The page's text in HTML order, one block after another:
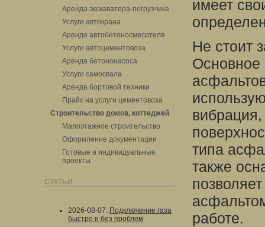
Аренда экскаватора-погрузчика
Услуги автокрана
Аренда автобетоносмесителя
Услуги автоцементовоза
Аренда бетононасоса
Услуги самосвала
Аренда бортовой техники
Прайс на услуги цементовоза
Строительство домов, коттеджей
Малоэтажное строительство
Оформление документации
Готовые и индивидуальные
проекты
СТАТЬИ
2026-08-07: Подключение газа
быстро и без проблем
имеет
Не стоит
Основное
вибрация,
типа
также
работе.